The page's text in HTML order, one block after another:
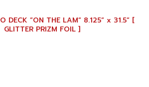
DECK ”ON THE LAM” 8.125” x 31.5” [
GLITTER PRIZM FOIL ]